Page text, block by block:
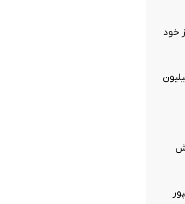
خود
دیومانده با قراردادی ۱۴۰ میلیون